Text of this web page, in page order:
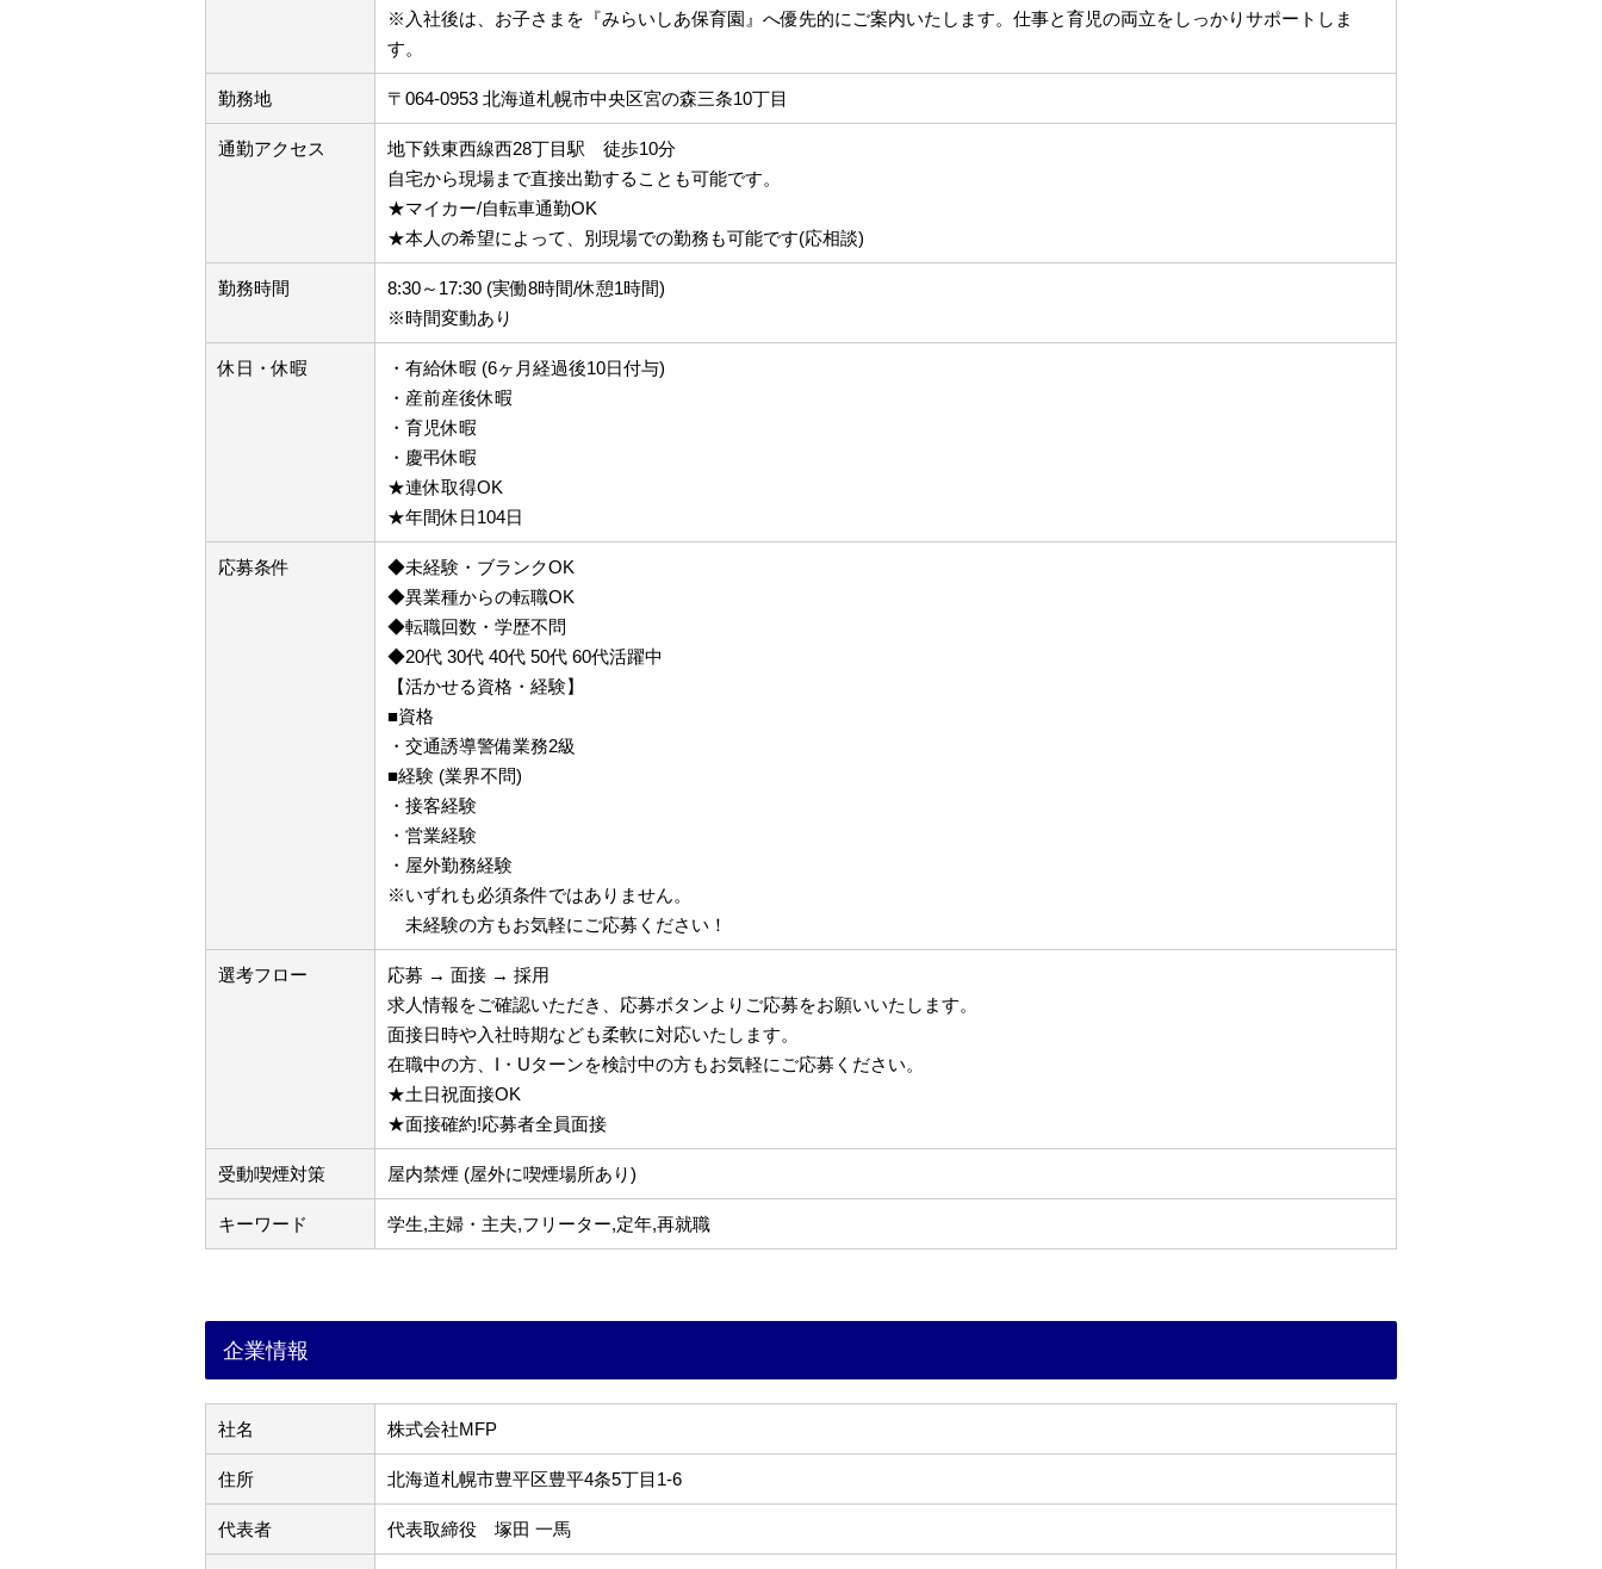
※入社後は、お子さまを『みらいしあ保育園』へ優先的にご案内いたします。仕事と育児の両立をしっかりサポートしま
す。
勤務地 〒064-0953 北海道札幌市中央区宮の森三条10丁目
通勤アクセス
地下鉄東西線西28丁目駅 徒歩10分
自宅から現場まで直接出勤することも可能です。
★マイカー/自転車通勤OK
★本人の希望によって、別現場での勤務も可能です(応相談)
勤務時間
8:30～17:30 (実働8時間/休憩1時間)
※時間変動あり
休日・休暇
・有給休暇 (6ヶ月経過後10日付与)
・産前産後休暇
・育児休暇
・慶弔休暇
★連休取得OK
★年間休日104日
応募条件
◆未経験・ブランクOK
◆異業種からの転職OK
◆転職回数・学歴不問
◆20代 30代 40代 50代 60代活躍中
【活かせる資格・経験】
■資格
・交通誘導警備業務2級
■経験 (業界不問)
・接客経験
・営業経験
・屋外勤務経験
※いずれも必須条件ではありません。
未経験の方もお気軽にご応募ください！
選考フロー
応募 → 面接 → 採用
求人情報をご確認いただき、応募ボタンよりご応募をお願いいたします。
面接日時や入社時期なども柔軟に対応いたします。
在職中の方、I・Uターンを検討中の方もお気軽にご応募ください。
★土日祝面接OK
★面接確約!応募者全員面接
受動喫煙対策 屋内禁煙 (屋外に喫煙場所あり)
キーワード 学生,主婦・主夫,フリーター,定年,再就職
企業情報
社名 株式会社MFP
住所 北海道札幌市豊平区豊平4条5丁目1-6
代表者 代表取締役 塚田 一馬